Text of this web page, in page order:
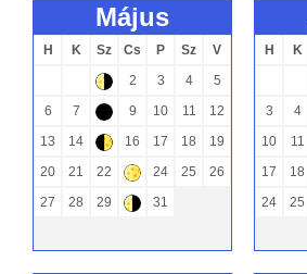
május
H K Sz Cs P Sz V
( 2 3 4
5
6
7 - 9 10 11
12
13
14 ) 16 17 18
19
20
21 22 + 24 25
26
27
28 29 ( 31
H K
3
4
10
11
17
18
24
25